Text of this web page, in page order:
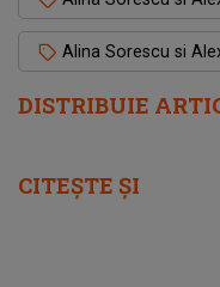
DISTRIBUIE
Alina Sorescu si
CITEȘTE ȘI